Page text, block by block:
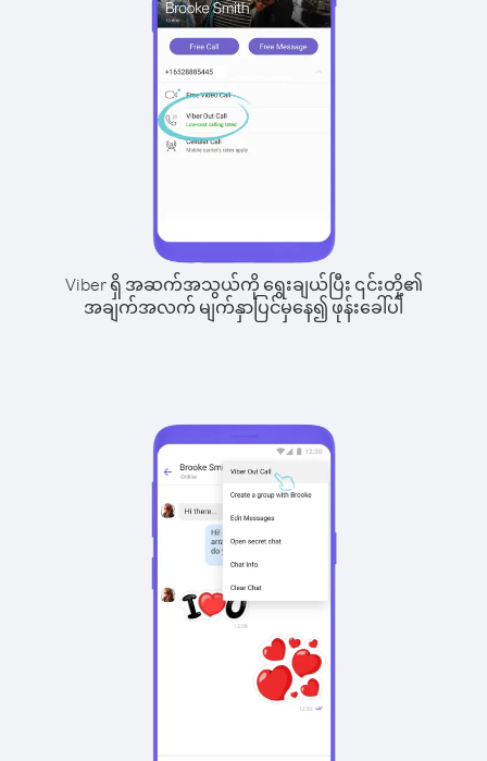
Viber ရှိ အဆက်အသွယ်ကို ရွေးချယ်ပြီး ၎င်းတို့၏
အချက်အလက် မျက်နှာပြင်မှနေ၍ ဖုန်းခေါ်ပါ